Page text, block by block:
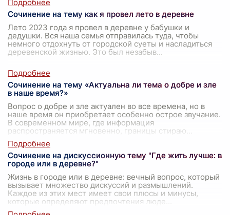
Сочинение на тему как я провел лето в деревне
Лето 2023 года я провел в деревне у бабушки и
дедушки. Вся наша семья отправилась туда, чтобы
немного отдохнуть от городской суеты и насладиться
деревенской жизнью. Это был незабыв...
Сочинение на тему «Актуальна ли тема о добре и зле
в наше время?»
Вопрос о добре и зле актуален во все времена, но в
наше время он приобретает особенно острое звучание.
В современном мире, где информация
распространяется мгновенно, границы стираю
Сочинение на дискуссионную тему "Где жить лучше: в
городе или в деревне?"
Жизнь в городе или в деревне: вечный вопрос, который
вызывает множество дискуссий и размышлений.
Каждое из этих мест имеет свои плюсы и минусы,
которые определяют предпочтения люде